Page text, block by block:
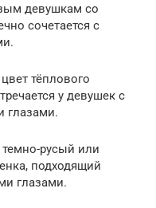
девушкам со
сочетается с
тёплового
у девушек с
глазами.
русый или
подходящий
глазами.